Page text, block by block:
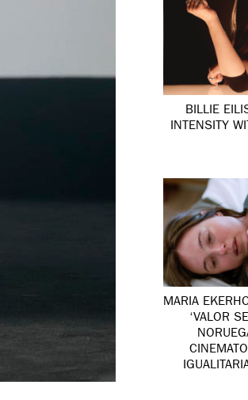
BILLIE
INTENSITY
MARIA
‘VALOR